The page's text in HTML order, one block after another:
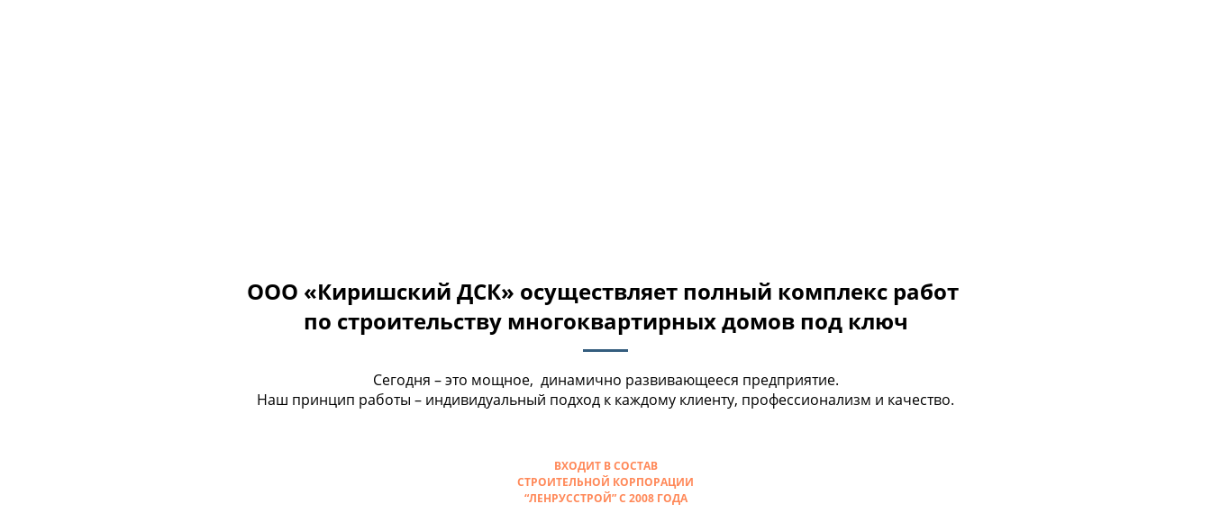
ООО «Киришский ДСК» осуществляет полный комплекс работ
по строительству многоквартирных домов под ключ
Сегодня – это мощное, динамично развивающееся предприятие.
Наш принцип работы – индивидуальный подход к каждому клиенту, профессионализм и качество.
ВХОДИТ В СОСТАВ
СТРОИТЕЛЬНОЙ КОРПОРАЦИИ
“ЛЕНРУССТРОЙ” С 2008 ГОДА